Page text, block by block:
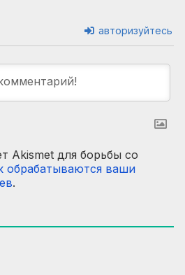
авторизуйтесь
Akismet для борьбы со
обрабатываются ваши
.